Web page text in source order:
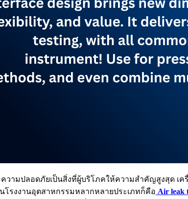
ามปลอดภัยเป็นสิ่งที่ผู้บริโภคให้ความสำคัญสูงสุด เ
รงงานอุตสาหกรรมหลากหลายประเภทก็คือ Air leak